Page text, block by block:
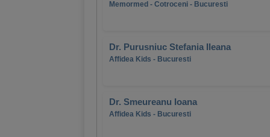
Memormed - Cotroceni - Bucuresti
Dr. Purusniuc Stefania Ileana
Affidea Kids - Bucuresti
Dr. Smeureanu Ioana
Affidea Kids - Bucuresti